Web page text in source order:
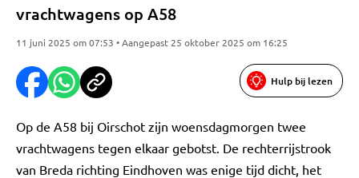
vrachtwagens op A58
11 juni 2025 om 07:53 • Aangepast 25 oktober 2025 om 16:25
Hulp bij lezen
Op de A58 bij Oirschot zijn woensdagmorgen twee
vrachtwagens tegen elkaar gebotst. De rechterrijstrook
van Breda richting Eindhoven was enige tijd dicht, het